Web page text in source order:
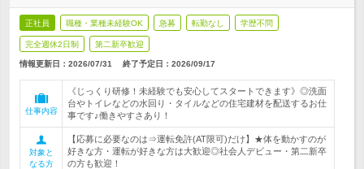
正社員 職種・業種未経験OK 急募 転勤なし 学歴不問
完全週休2日制 第二新卒歓迎
情報更新日：2026/07/31 終了予定日： 2026/09/17
仕事内容
《じっくり研修！未経験でも安心してスタートできます》◎洗面
台やトイレなどの水回り・タイルなどの住宅建材を配送するお仕
事です♪働きやすさあり！
対象と
なる方
【応募に必要なのは⇒運転免許(AT限可)だけ】★体を動かすのが
好きな方・運転が好きな方は大歓迎◎社会人デビュー・第二新卒
の方も歓迎！